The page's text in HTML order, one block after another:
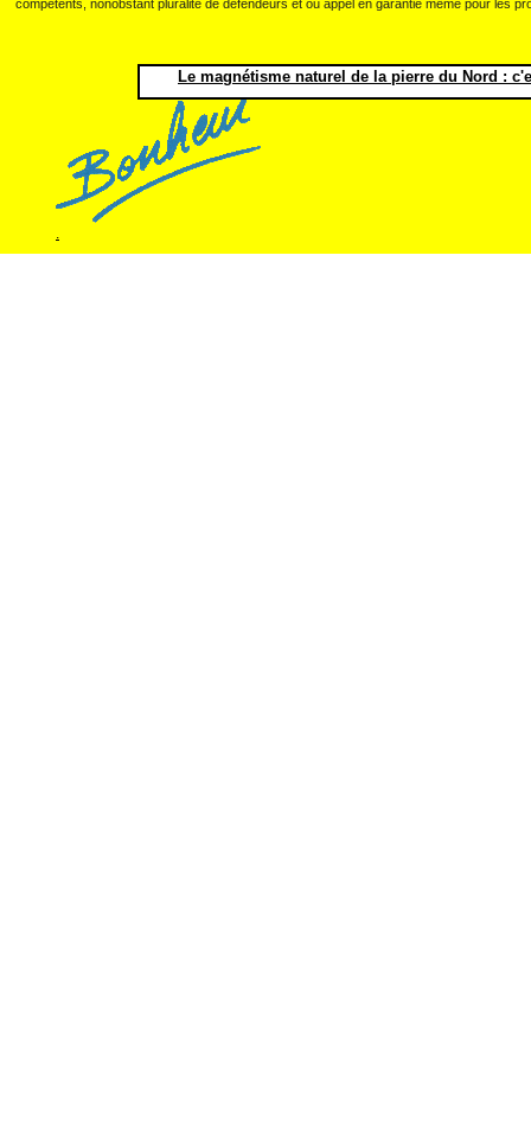
compétents, nonobstant pluralité de défendeurs et ou appel en garantie même pour les
Le magnétisme naturel de la pierre du Nord :
.